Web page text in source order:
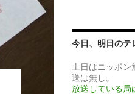
今日、明日のテ
土日はニッポン
送は無し。
放送している局